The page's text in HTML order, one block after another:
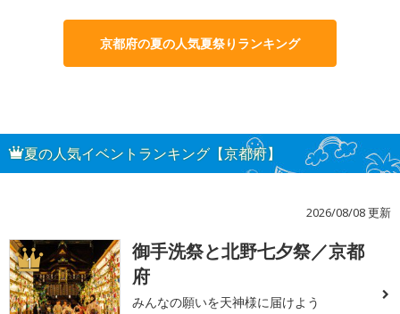
京都府の夏の人気夏祭りランキング
夏の人気イベントランキング【京都府】
2026/08/08 更新
1
御手洗祭と北野七夕祭／京都
府
みんなの願いを天神様に届けよう